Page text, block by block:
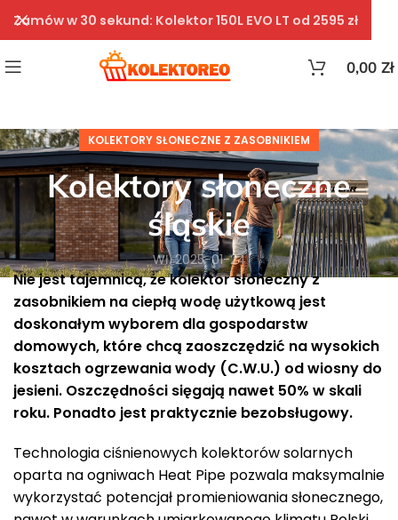
0,00 Zł
KOLEKTORY SŁONECZNE Z ZASOBNIKIEM
Kolektory słoneczne
śląskie
Wł. 2025-01-24
Nie jest tajemnicą, że kolektor słoneczny z
zasobnikiem na ciepłą wodę użytkową jest
doskonałym wyborem dla gospodarstw
domowych, które chcą zaoszczędzić na wysokich
kosztach ogrzewania wody (C.W.U.) od wiosny do
jesieni. Oszczędności sięgają nawet 50% w skali
roku. Ponadto jest praktycznie bezobsługowy.
Technologia ciśnienowych kolektorów solarnych
oparta na ogniwach Heat Pipe pozwala maksymalnie
wykorzystać potencjał promieniowania słonecznego,
Zamów w 30 sekund: Kolektor 150L EVO LT od 2595 zł